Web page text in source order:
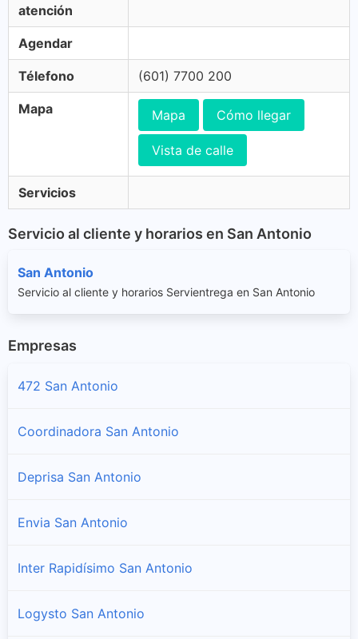
atención
Agendar
Télefono (601) 7700 200
Mapa Mapa Cómo llegar
Vista de calle
Servicios
Servicio al cliente y horarios en San Antonio
San Antonio
Servicio al cliente y horarios Servientrega en San Antonio
Empresas
472 San Antonio
Coordinadora San Antonio
Deprisa San Antonio
Envia San Antonio
Inter Rapidísimo San Antonio
Logysto San Antonio